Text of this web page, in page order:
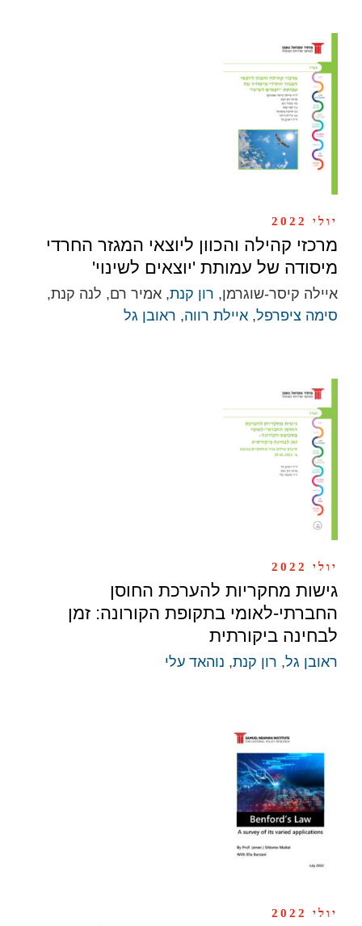
יולי 2022
מרכזי קהילה והכוון ליוצאי המגזר החרדי
מיסודה של עמותת 'יוצאים לשינוי'
איילה קיסר-שוגרמן, רון קנת, אמיר רם, לנה קנת,
סימה ציפרפל, איילת רווה, ראובן גל
יולי 2022
גישות מחקריות להערכת החוסן
החברתי-לאומי בתקופת הקורונה: זמן
לבחינה ביקורתית
ראובן גל, רון קנת, נוהאד עלי
יולי 2022